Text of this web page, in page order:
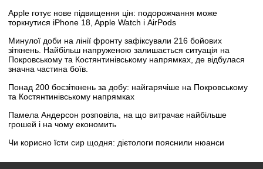
Apple готує нове підвищення цін: подорожчання може
торкнутися iPhone 18, Apple Watch і AirPods
Минулої доби на лінії фронту зафіксували 216 бойових
зіткнень. Найбільш напруженою залишається ситуація на
Покровському та Костянтинівському напрямках, де відбулася
значна частина боїв.
Понад 200 боєзіткнень за добу: найгарячіше на Покровському
та Костянтинівському напрямках
Памела Андерсон розповіла, на що витрачає найбільше
грошей і на чому економить
Чи корисно їсти сир щодня: дієтологи пояснили нюанси